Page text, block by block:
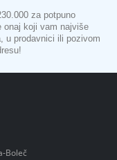
za potpuno
onaj koji vam najviše
u prodavnici ili pozivom
Boleč